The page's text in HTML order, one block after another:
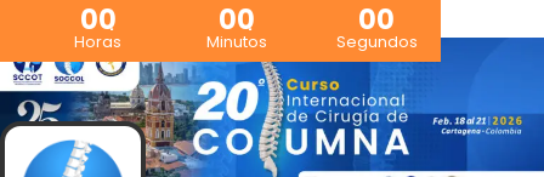
00
Horas
00
Minutos
00
Segundos